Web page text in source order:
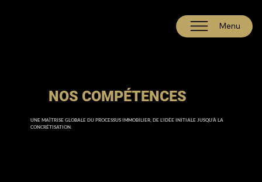
Menu
NOS COMPÉTENCES
UNE MAÎTRISE GLOBALE DU PROCESSUS IMMOBILIER, DE L’IDÉE INITIALE JUSQU’À LA
CONCRÉTISATION.